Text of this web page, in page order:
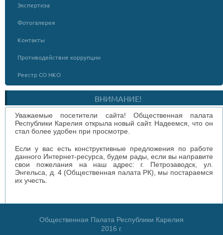
Экспертиза
Фотогалерея
Контакты
Противодействие коррупции
Реестр СО НКО
ВНИМАНИЕ!
Уважаемые посетители сайта! Общественная палата
Республики Карелия открыла новый сайт. Надеемся, что он
стал более удобен при просмотре.
Если у вас есть конструктивные предложения по работе
данного Интернет-ресурса, будем рады, если вы направите
свои пожелания на наш адрес: г. Петрозаводск, ул.
Энгельса, д. 4 (Общественная палата РК), мы постараемся
их учесть.
Общественная Палата Республики Карелия
2016 г.